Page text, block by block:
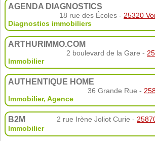
AGENDA DIAGNOSTICS
18 rue des Écoles - 25320
Diagnostics immobiliers
ARTHURIMMO.COM
2 boulevard de la Gare -
Immobilier
AUTHENTIQUE HOME
36 Grande Rue -
Immobilier, Agence
B2M 2 rue Irène Joliot Curie -
Immobilier